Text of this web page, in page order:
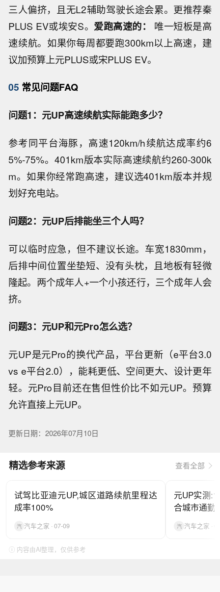
三人偏挤，且无L2辅助驾驶长途会累。更推荐秦
PLUS EV或埃安S。 爱跑高速的：
唯一短板是高
速续航。如果你每周都要跑300km以上高速，建
议加预算上元PLUS或宋PLUS EV。
05 常见问题FAQ
问题1：元UP高速续航实际能跑多少？
参考同平台海豚，高速120km/h续航达成率约6
5%-75%。401km版本实际高速续航约260-300k
m。如果你经常跑高速，建议选401km版本并规
划好充电站。
问题2：元UP后排能坐三个人吗？
可以临时应急，但不建议长途。车宽1830mm，
后排中间位置坐垫短、没有头枕，且地板有轻微
隆起。两个成年人+一个小孩还行，三个成年人会
挤。
问题3：元UP和元Pro怎么选？
元UP是元Pro的换代产品，平台更新（e平台3.0
vs e平台2.0），能耗更低、空间更大、设计更年
轻。元Pro目前还在售但性价比不如元UP。预算
允许直接上元UP。
更新日期：2026年07月10日
精选参考来源 查看全部
试驾比亚迪元UP,城区道路续航里程达
成率100%
汽 汽车之家 · 07-09
元UP实测
合城市通勤
汽 汽车之家 ·
ⓘ 内容由AI整理，仅供参考